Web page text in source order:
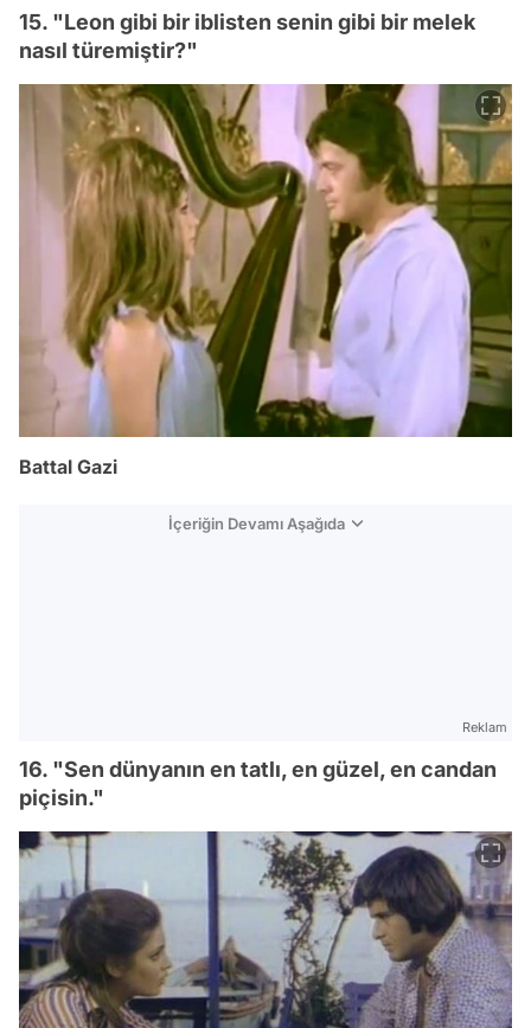
15. "Leon gibi bir iblisten senin gibi bir melek
nasıl türemiştir?"
Battal Gazi
İçeriğin Devamı Aşağıda
Reklam
16. "Sen dünyanın en tatlı, en güzel, en candan
piçisin."